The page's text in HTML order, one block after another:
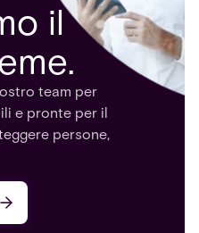
il
team per
e pronte per il
persone,